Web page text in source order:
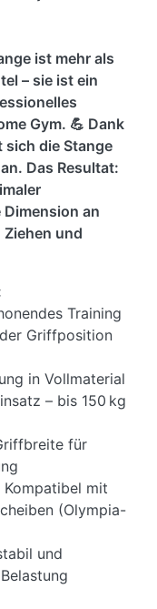
ist mehr als
– sie ist ein
Gym. 💪 Dank
sich die Stange
Das Resultat:
an
und
Training
Griffposition
in Vollmaterial
– bis 150 kg
für
mit
(Olympia-
und